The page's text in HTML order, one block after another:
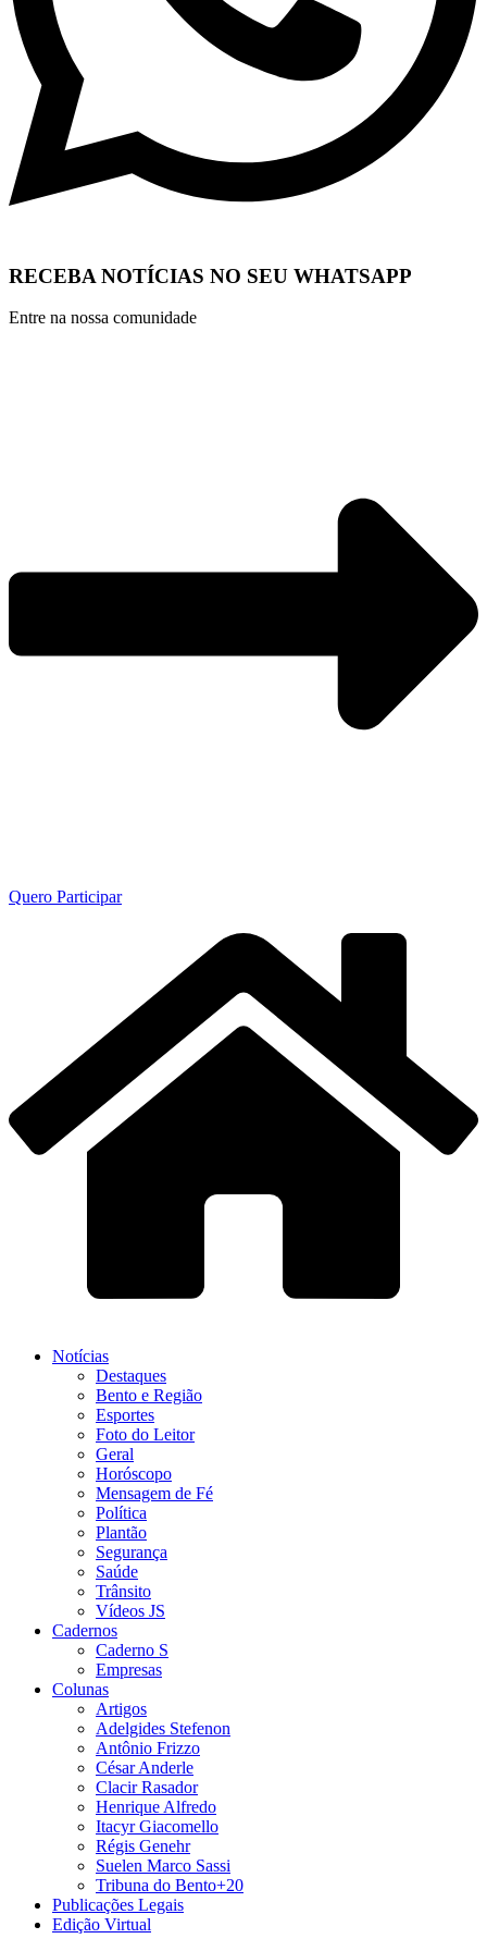
RECEBA NOTÍCIAS NO SEU WHATSAPP
Entre na nossa comunidade
Quero Participar
Notícias
Destaques
Bento e Região
Esportes
Foto do Leitor
Geral
Horóscopo
Mensagem de Fé
Política
Plantão
Segurança
Saúde
Trânsito
Vídeos JS
Cadernos
Caderno S
Empresas
Colunas
Artigos
Adelgides Stefenon
Antônio Frizzo
César Anderle
Clacir Rasador
Henrique Alfredo
Itacyr Giacomello
Régis Genehr
Suelen Marco Sassi
Tribuna do Bento+20
Publicações Legais
Edição Virtual